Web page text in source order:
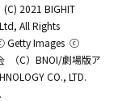
(C) 2021 BIGHIT
All Rights
Getty Images ⓒ
（C）BNOI/劇場版ア
CO., LTD.